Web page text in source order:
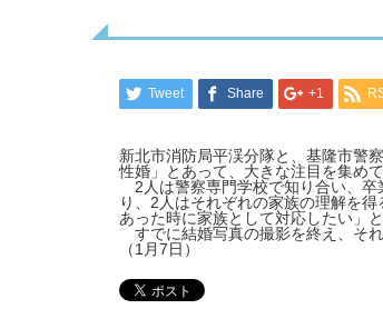
Tweet Share +1
新北市消防局平渓分隊と、基隆市警
性婚」とあって、大きな注目を集めて
2人は警察専門学校で知り合い、卒
り、2人はそれぞれの家族の理解を
あった時に家族として対応したい」
すでに結婚写真の撮影を終え、そ
（1月7日）